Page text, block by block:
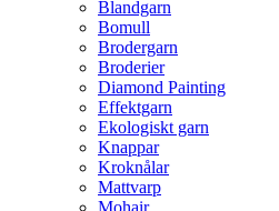
Blandgarn
Bomull
Brodergarn
Broderier
Diamond Painting
Effektgarn
Ekologiskt garn
Knappar
Kroknålar
Mattvarp
Mohair